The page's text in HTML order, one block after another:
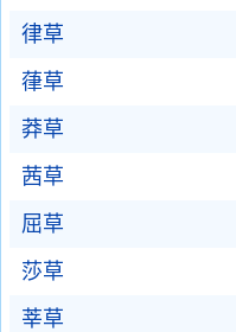
律草
葎草
莽草
茜草
屈草
莎草
莘草